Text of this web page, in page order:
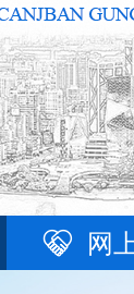
网